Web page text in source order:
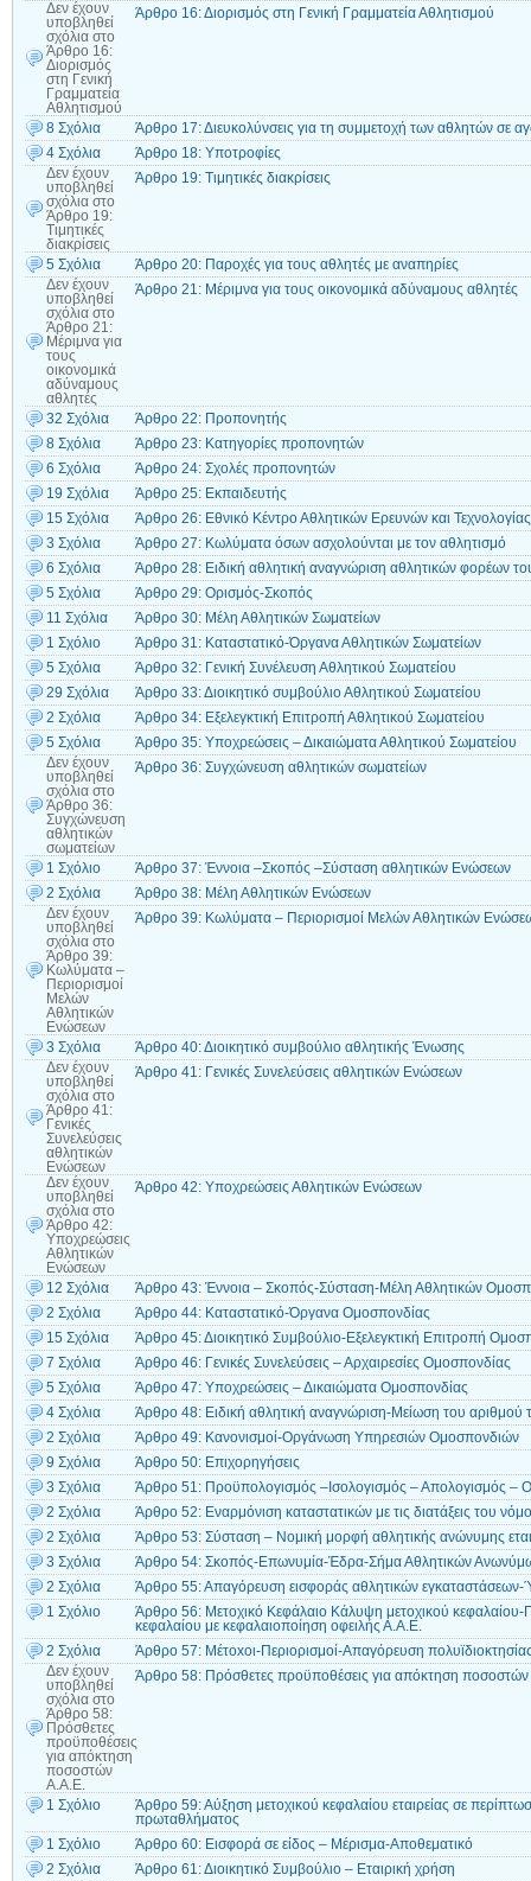
Δεν έχουν
υποβληθεί
σχόλια στο
Άρθρο 16:
Διορισμός
στη Γενική
Γραμματεία
Αθλητισμού
Άρθρο 16: Διορισμός στη Γενική Γραμματεία Αθλητισμού
8 Σχόλια
Άρθρο 17: Διευκολύνσεις για τη συμμετοχή των αθλητών σε
4 Σχόλια
Άρθρο 18: Υποτροφίες
Δεν έχουν
υποβληθεί
σχόλια στο
Άρθρο 19:
Τιμητικές
διακρίσεις
Άρθρο 19: Τιμητικές διακρίσεις
5 Σχόλια
Άρθρο 20: Παροχές για τους αθλητές με αναπηρίες
Δεν έχουν
υποβληθεί
σχόλια στο
Άρθρο 21:
Μέριμνα για
τους
οικονομικά
αδύναμους
αθλητές
Άρθρο 21: Μέριμνα για τους οικονομικά αδύναμους αθλητές
32 Σχόλια
Άρθρο 22: Προπονητής
8 Σχόλια
Άρθρο 23: Κατηγορίες προπονητών
6 Σχόλια
Άρθρο 24: Σχολές προπονητών
19 Σχόλια
Άρθρο 25: Εκπαιδευτής
15 Σχόλια
Άρθρο 26: Εθνικό Κέντρο Αθλητικών Ερευνών και Τεχνολογίας
3 Σχόλια
Άρθρο 27: Κωλύματα όσων ασχολούνται με τον αθλητισμό
6 Σχόλια
Άρθρο 28: Ειδική αθλητική αναγνώριση αθλητικών φορέων
5 Σχόλια
Άρθρο 29: Ορισμός-Σκοπός
11 Σχόλια
Άρθρο 30: Μέλη Αθλητικών Σωματείων
1 Σχόλιο
Άρθρο 31: Καταστατικό-Όργανα Αθλητικών Σωματείων
5 Σχόλια
Άρθρο 32: Γενική Συνέλευση Αθλητικού Σωματείου
29 Σχόλια
Άρθρο 33: Διοικητικό συμβούλιο Αθλητικού Σωματείου
2 Σχόλια
Άρθρο 34: Εξελεγκτική Επιτροπή Αθλητικού Σωματείου
5 Σχόλια
Άρθρο 35: Υποχρεώσεις – Δικαιώματα Αθλητικού Σωματείου
Δεν έχουν
υποβληθεί
σχόλια στο
Άρθρο 36:
Συγχώνευση
αθλητικών
σωματείων
Άρθρο 36: Συγχώνευση αθλητικών σωματείων
1 Σχόλιο
Άρθρο 37: Έννοια –Σκοπός –Σύσταση αθλητικών Ενώσεων
2 Σχόλια
Άρθρο 38: Μέλη Αθλητικών Ενώσεων
Δεν έχουν
υποβληθεί
σχόλια στο
Άρθρο 39:
Κωλύματα –
Περιορισμοί
Μελών
Αθλητικών
Ενώσεων
Άρθρο 39: Κωλύματα – Περιορισμοί Μελών Αθλητικών
3 Σχόλια
Άρθρο 40: Διοικητικό συμβούλιο αθλητικής Ένωσης
Δεν έχουν
υποβληθεί
σχόλια στο
Άρθρο 41:
Γενικές
Συνελεύσεις
αθλητικών
Ενώσεων
Άρθρο 41: Γενικές Συνελεύσεις αθλητικών Ενώσεων
Δεν έχουν
υποβληθεί
σχόλια στο
Άρθρο 42:
Υποχρεώσεις
Αθλητικών
Ενώσεων
Άρθρο 42: Υποχρεώσεις Αθλητικών Ενώσεων
12 Σχόλια
Άρθρο 43: Έννοια – Σκοπός-Σύσταση-Μέλη Αθλητικών
2 Σχόλια
Άρθρο 44: Καταστατικό-Όργανα Ομοσπονδίας
15 Σχόλια
Άρθρο 45: Διοικητικό Συμβούλιο-Εξελεγκτική Επιτροπή
7 Σχόλια
Άρθρο 46: Γενικές Συνελεύσεις – Αρχαιρεσίες Ομοσπονδίας
5 Σχόλια
Άρθρο 47: Υποχρεώσεις – Δικαιώματα Ομοσπονδίας
4 Σχόλια
Άρθρο 48: Ειδική αθλητική αναγνώριση-Μείωση του αριθμού
2 Σχόλια
Άρθρο 49: Κανονισμοί-Οργάνωση Υπηρεσιών Ομοσπονδιών
9 Σχόλια
Άρθρο 50: Επιχορηγήσεις
3 Σχόλια
Άρθρο 51: Προϋπολογισμός –Ισολογισμός – Απολογισμός –
2 Σχόλια
Άρθρο 52: Εναρμόνιση καταστατικών με τις διατάξεις του
2 Σχόλια
Άρθρο 53: Σύσταση – Νομική μορφή αθλητικής ανώνυμης
3 Σχόλια
Άρθρο 54: Σκοπός-Επωνυμία-Έδρα-Σήμα Αθλητικών
2 Σχόλια
Άρθρο 55: Απαγόρευση εισφοράς αθλητικών
1 Σχόλιο
Άρθρο 56: Μετοχικό Κεφάλαιο Κάλυψη μετοχικού
κεφαλαίου με κεφαλαιοποίηση οφειλής Α.Α.Ε.
2 Σχόλια
Άρθρο 57: Mέτοxοι-Περιορισμοί-Απαγόρευση
Δεν έχουν
υποβληθεί
σχόλια στο
Άρθρο 58:
Πρόσθετες
προϋποθέσεις
για απόκτηση
ποσοστών
Α.Α.Ε.
Άρθρο 58: Πρόσθετες προϋποθέσεις για απόκτηση
1 Σχόλιο
Άρθρο 59: Αύξηση μετοχικού κεφαλαίου εταιρείας σε
πρωταθλήματος
1 Σχόλιο
Άρθρο 60: Εισφορά σε είδος – Μέρισμα-Αποθεματικό
2 Σχόλια
Άρθρο 61: Διοικητικό Συμβούλιο – Εταιρική χρήση